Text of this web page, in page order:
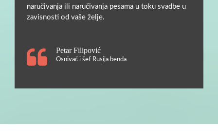
naručivanja ili naručivanja pesama u toku svadbe u
zavisnosti od vaše želje.
Petar Filipović
Osnivač i šef Rusija benda